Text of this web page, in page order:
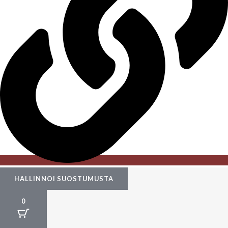
HALLINNOI SUOSTUMUSTA
0